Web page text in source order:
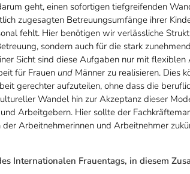
geht, einen sofortigen tiefgreifenden
zugesagten Betreuungsumfänge ihrer
fehlt. Hier benötigen wir verlässliche
sondern auch für die stark
Sicht sind diese Aufgaben nur mit
für Frauen und Männer zu realisieren. Dies
gerechter aufzuteilen, ohne dass die
Wandel hin zur Akzeptanz dieser
Arbeitgebern. Hier sollte der
Arbeitnehmerinnen und Arbeitnehmer
Internationalen Frauentags, in diesem